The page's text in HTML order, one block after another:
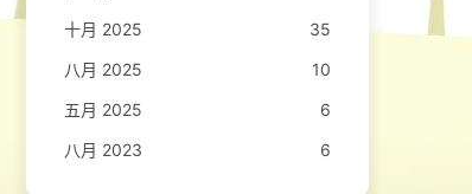
十月 2025
35
八月 2025
10
五月 2025
6
八月 2023
6